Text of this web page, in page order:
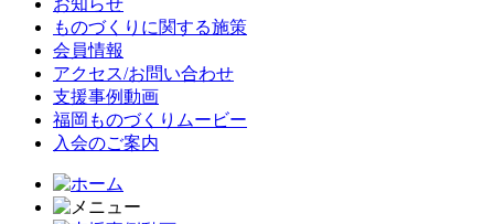
ものづくりに関する施策
会員情報
アクセス/お問い合わせ
支援事例動画
福岡ものづくりムービー
入会のご案内